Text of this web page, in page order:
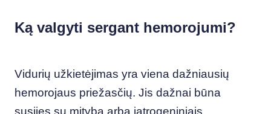
Ką valgyti sergant hemorojumi?
Vidurių užkietėjimas yra viena dažniausių
hemorojaus priežasčių. Jis dažnai būna
susijęs su mityba arba jatrogeniniais